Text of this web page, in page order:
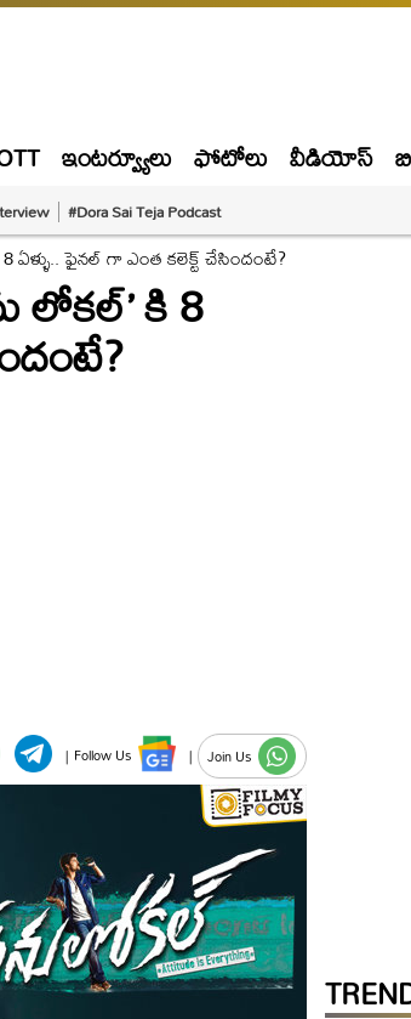
ఇంటర్వ్యూలు ఫోటోలు వీడియోస్
#Dora Sai Teja Podcast
8 ఏళ్ళు.. ఫైనల్ గా ఎంత కలెక్ట్ చేసిందంటే?
లోకల్’ కి 8
| Follow Us | Join Us